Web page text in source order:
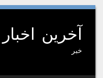
آخرین
خبر